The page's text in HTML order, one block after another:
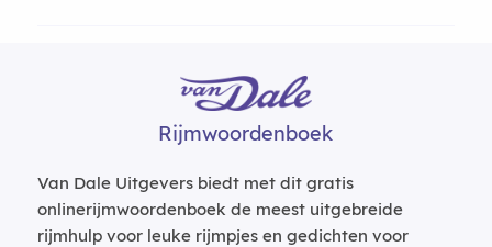
Rijmwoordenboek
Van Dale Uitgevers biedt met dit gratis
onlinerijmwoordenboek de meest uitgebreide
rijmhulp voor leuke rijmpjes en gedichten voor